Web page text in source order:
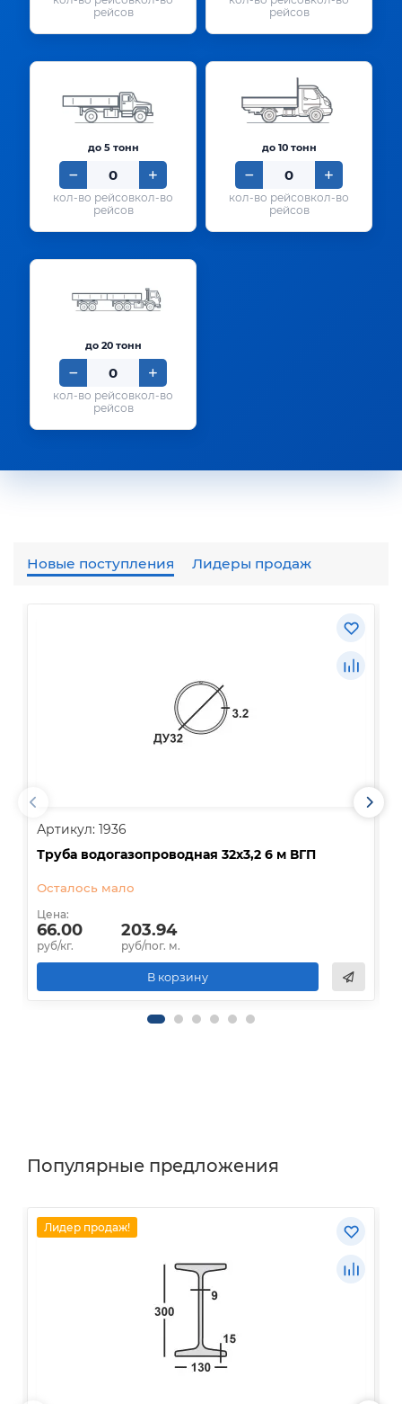
рейсов
рейсов
до 5 тонн
кол-во
рейсов
до 10 тонн
кол-во
рейсов
до 20 тонн
кол-во
рейсов
Новые поступления Лидеры продаж
Артикул: 1936
Труба водогазопроводная 32х3,2 6 м ВГП
Осталось мало
Цена:
66.00
руб/кг.
203.94
руб/пог. м.
В корзину
Популярные предложения
Лидер продаж!